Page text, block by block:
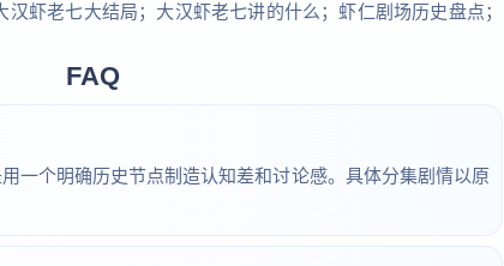
虾老七大结局；大汉虾老七讲的什么；虾仁剧场历史盘点；
FAQ
一个明确历史节点制造认知差和讨论感。具体分集剧情以原